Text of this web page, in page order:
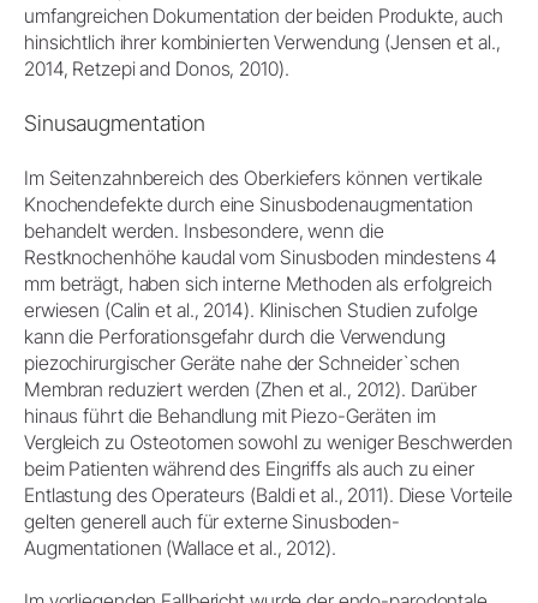
umfangreichen Dokumentation der beiden Produkte, auch
hinsichtlich ihrer kombinierten Verwendung (Jensen et al.,
2014, Retzepi and Donos, 2010).
Sinusaugmentation
Im Seitenzahnbereich des Oberkiefers können vertikale
Knochendefekte durch eine Sinusbodenaugmentation
behandelt werden. Insbesondere, wenn die
Restknochenhöhe kaudal vom Sinusboden mindestens 4
mm beträgt, haben sich interne Methoden als erfolgreich
erwiesen (Calin et al., 2014). Klinischen Studien zufolge
kann die Perforationsgefahr durch die Verwendung
piezochirurgischer Geräte nahe der Schneider`schen
Membran reduziert werden (Zhen et al., 2012). Darüber
hinaus führt die Behandlung mit Piezo-Geräten im
Vergleich zu Osteotomen sowohl zu weniger Beschwerden
beim Patienten während des Eingriffs als auch zu einer
Entlastung des Operateurs (Baldi et al., 2011). Diese Vorteile
gelten generell auch für externe Sinusboden-
Augmentationen (Wallace et al., 2012).